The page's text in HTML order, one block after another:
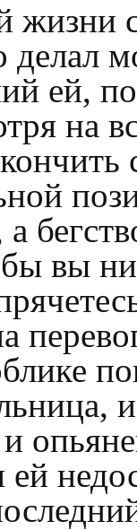
жизни
делал
ей,
на
а
бы вы
и
ей